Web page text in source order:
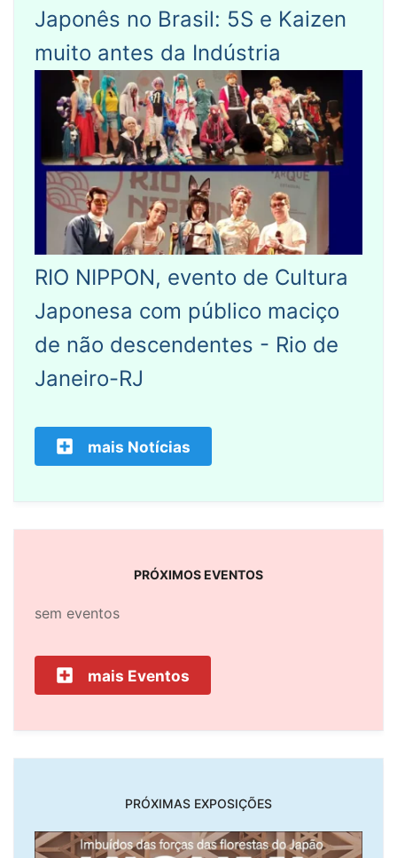
Japonês no Brasil: 5S e Kaizen
muito antes da Indústria
RIO NIPPON, evento de Cultura
Japonesa com público maciço
de não descendentes - Rio de
Janeiro-RJ
mais Notícias
PRÓXIMOS EVENTOS
sem eventos
mais Eventos
PRÓXIMAS EXPOSIÇÕES